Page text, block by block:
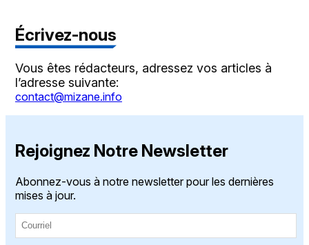
Écrivez-nous
Vous êtes rédacteurs, adressez vos articles à
l’adresse suivante:
contact@mizane.info
Rejoignez Notre Newsletter
Abonnez-vous à notre newsletter pour les dernières
mises à jour.